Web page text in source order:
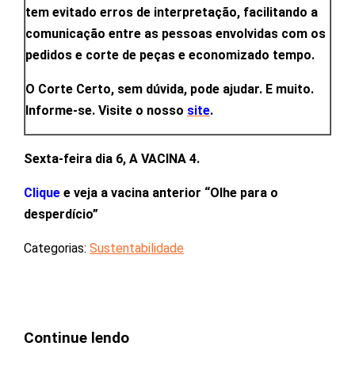
tem evitado erros de interpretação, facilitando a
comunicação entre as pessoas envolvidas com os
pedidos e corte de peças e economizado tempo.
O Corte Certo, sem dúvida, pode ajudar. E muito.
Informe-se. Visite o nosso site.
Sexta-feira dia 6, A VACINA 4.
Clique e veja a vacina anterior “Olhe para o
desperdício”
Categorias: Sustentabilidade
Continue lendo